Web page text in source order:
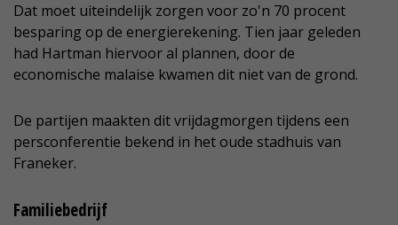
Dat moet uiteindelijk zorgen voor zo'n 70 procent
besparing op de energierekening. Tien jaar geleden
had Hartman hiervoor al plannen, door de
economische malaise kwamen dit niet van de grond.
De partijen maakten dit vrijdagmorgen tijdens een
persconferentie bekend in het oude stadhuis van
Franeker.
Familiebedrijf